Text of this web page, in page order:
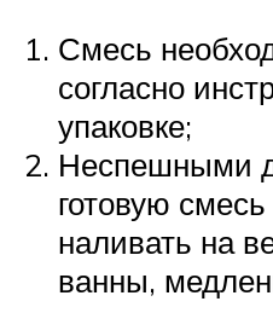
Смесь
согласно
упаковке;
Неспешными
готовую
наливать на
ванны,